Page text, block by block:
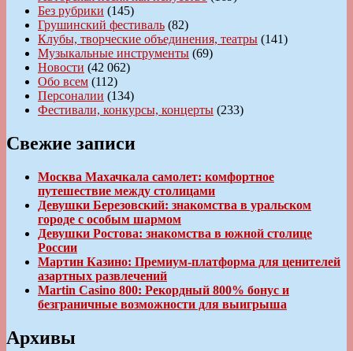
Без рубрики (145)
Грушинский фестиваль (82)
Клубы, творческие объединения, театры (141)
Музыкальные инструменты (69)
Новости (42 062)
Обо всем (112)
Персоналии (134)
Фестивали, конкурсы, концерты (233)
Свежие записи
Москва Махачкала самолет: комфортное
путешествие между столицами
Девушки Березовский: знакомства в уральском
городе с особым шармом
Девушки Ростова: знакомства в южной столице
России
Мартин Казино: Премиум-платформа для ценителей
азартных развлечений
Martin Casino 800: Рекордный 800% бонус и
безграничные возможности для выигрыша
Архивы